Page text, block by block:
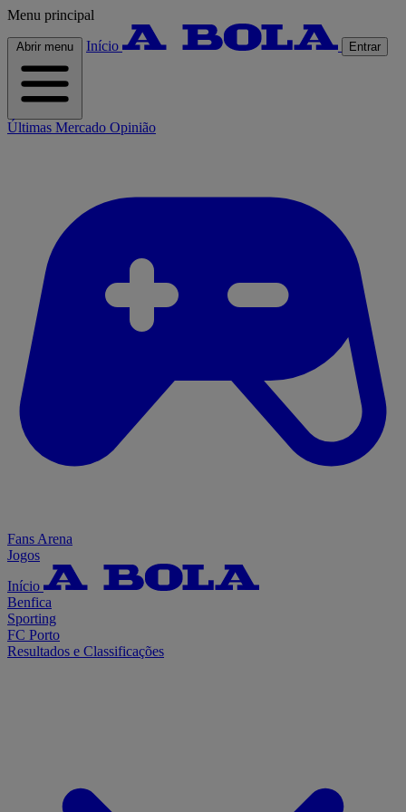
Menu principal
Abrir menu Início Entrar
Últimas Mercado Opinião
Fans Arena
Jogos
Início
Benfica
Sporting
FC Porto
Resultados e Classificações